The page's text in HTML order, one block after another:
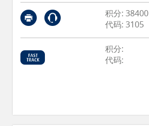
积分: 38400
代码: 3105
积分:
代码: